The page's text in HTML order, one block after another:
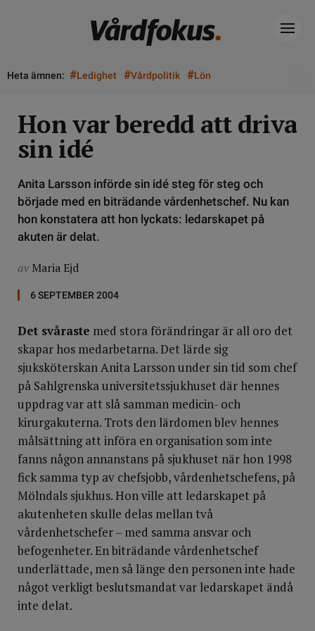
Heta ämnen: #Ledighet #Vårdpolitik #Lön
Hon var beredd att driva
sin idé
Anita Larsson införde sin idé steg för steg och
började med en biträdande vårdenhetschef. Nu kan
hon konstatera att hon lyckats: ledarskapet på
akuten är delat.
av Maria Ejd
6 SEPTEMBER 2004
Det svåraste med stora förändringar är all oro det
skapar hos medarbetarna. Det lärde sig
sjuksköterskan Anita Larsson under sin tid som chef
på Sahlgrenska universitetssjukhuset där hennes
uppdrag var att slå samman medicin- och
kirurgakuterna. Trots den lärdomen blev hennes
målsättning att införa en organisation som inte
fanns någon annanstans på sjukhuset när hon 1998
fick samma typ av chefsjobb, vårdenhetschefens, på
Mölndals sjukhus. Hon ville att ledarskapet på
akutenheten skulle delas mellan två
vårdenhetschefer – med samma ansvar och
befogenheter. En biträdande vårdenhetschef
underlättade, men så länge den personen inte hade
något verkligt beslutsmandat var ledarskapet ändå
inte delat.